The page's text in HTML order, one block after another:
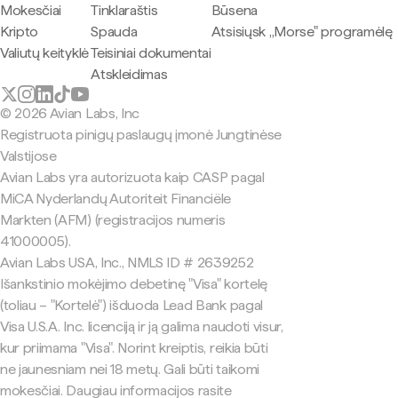
Mokesčiai
Kripto
Valiutų keityklė
Tinklaraštis
Spauda
Teisiniai dokumentai
Atskleidimas
Būsena
Atsisiųsk „Morse" programėlę
© 2026 Avian Labs, Inc
Registruota pinigų paslaugų įmonė Jungtinėse
Valstijose
Avian Labs yra autorizuota kaip CASP pagal
MiCA Nyderlandų Autoriteit Financiële
Markten (AFM) (registracijos numeris
41000005).
Avian Labs USA, Inc., NMLS ID # 2639252
Išankstinio mokėjimo debetinę "Visa" kortelę
(toliau – "Kortelė") išduoda Lead Bank pagal
Visa U.S.A. Inc. licenciją ir ją galima naudoti visur,
kur priimama "Visa". Norint kreiptis, reikia būti
ne jaunesniam nei 18 metų. Gali būti taikomi
mokesčiai. Daugiau informacijos rasite